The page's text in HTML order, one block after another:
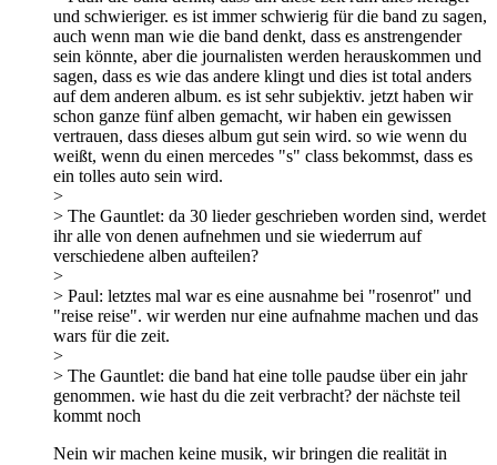
und schwieriger. es ist immer schwierig für die band zu sagen,
auch wenn man wie die band denkt, dass es anstrengender
sein könnte, aber die journalisten werden herauskommen und
sagen, dass es wie das andere klingt und dies ist total anders
auf dem anderen album. es ist sehr subjektiv. jetzt haben wir
schon ganze fünf alben gemacht, wir haben ein gewissen
vertrauen, dass dieses album gut sein wird. so wie wenn du
weißt, wenn du einen mercedes "s" class bekommst, dass es
ein tolles auto sein wird.
>
> The Gauntlet: da 30 lieder geschrieben worden sind, werdet
ihr alle von denen aufnehmen und sie wiederrum auf
verschiedene alben aufteilen?
>
> Paul: letztes mal war es eine ausnahme bei "rosenrot" und
"reise reise". wir werden nur eine aufnahme machen und das
wars für die zeit.
>
> The Gauntlet: die band hat eine tolle paudse über ein jahr
genommen. wie hast du die zeit verbracht? der nächste teil
kommt noch
Nein wir machen keine musik, wir bringen die realität in